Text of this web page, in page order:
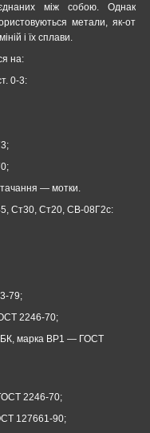
між собою. Однак
метали, як-от
і їх сплави.
на:
0-3:
— мотки.
Ст30, Ст20, СВ-08Г2с:
79;
2246-70;
марка ВР1 — ГОСТ
2246-70;
127661-90;